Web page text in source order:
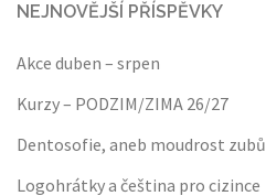
NEJNOVĚJŠÍ PŘÍSPĚVKY
Akce duben – srpen
Kurzy – PODZIM/ZIMA 26/27
Dentosofie, aneb moudrost zubů
Logohrátky a čeština pro cizince